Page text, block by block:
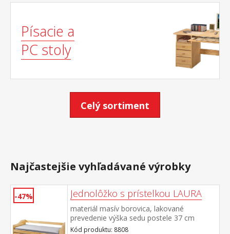
Písacie a
PC stoly
Celý sortiment
Najčastejšie vyhľadávané výrobky
-47% Jednolôžko s prístelkou LAURA
materiál masív borovica, lakované
prevedenie výška sedu postele 37 cm
drevené latkové rošty sú v cene, matrace
Kód produktu: 8808